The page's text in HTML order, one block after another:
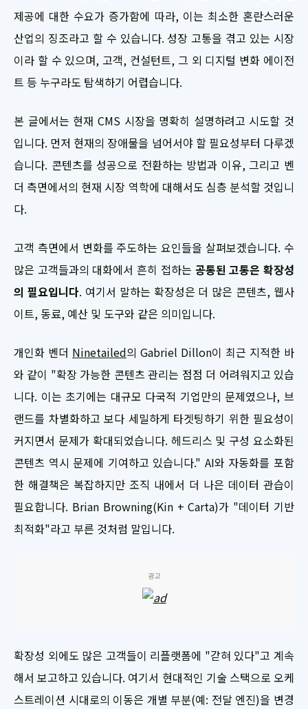
제공에 대한 수요가 증가함에 따라, 이는 최소한 혼란스러운
산업의 징조라고 할 수 있습니다. 성장 고통을 겪고 있는 시장
이라 할 수 있으며, 고객, 컨설턴트, 그 외 디지털 변화 에이전
트 등 누구라도 탐색하기 어렵습니다.
본 글에서는 현재 CMS 시장을 명확히 설명하려고 시도할 것
입니다. 먼저 현재의 장애물을 넘어서야 할 필요성부터 다루겠
습니다. 콘텐츠를 성공으로 전환하는 방법과 이유, 그리고 벤
더 측면에서의 현재 시장 역학에 대해서도 심층 분석할 것입니
다.
고객 측면에서 변화를 주도하는 요인들을 살펴보겠습니다. 수
많은 고객들과의 대화에서 흔히 접하는 공통된 고통은 확장성
의 필요입니다. 여기서 말하는 확장성은 더 많은 콘텐츠, 웹사
이트, 동료, 예산 및 도구와 같은 의미입니다.
개인화 벤더 Ninetailed의 Gabriel Dillon이 최근 지적한 바
와 같이 "확장 가능한 콘텐츠 관리는 점점 더 어려워지고 있습
니다. 이는 초기에는 대규모 다국적 기업만의 문제였으나, 브
랜드를 차별화하고 보다 세밀하게 타겟팅하기 위한 필요성이
커지면서 문제가 확대되었습니다. 헤드리스 및 구성 요소화된
콘텐츠 역시 문제에 기여하고 있습니다." AI와 자동화를 포함
한 해결책은 복잡하지만 조직 내에서 더 나은 데이터 관습이
필요합니다. Brian Browning(Kin + Carta)가 "데이터 기반
최적화"라고 부른 것처럼 말입니다.
광고
확장성 외에도 많은 고객들이 리플랫폼에 "갇혀 있다"고 계속
해서 보고하고 있습니다. 여기서 현대적인 기술 스택으로 오케
스트레이션 시대로의 이동은 개별 부분(예: 전달 엔진)을 변경